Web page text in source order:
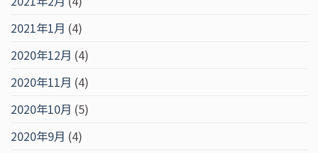
2021年1月 (4)
2020年12月 (4)
2020年11月 (4)
2020年10月 (5)
2020年9月 (4)